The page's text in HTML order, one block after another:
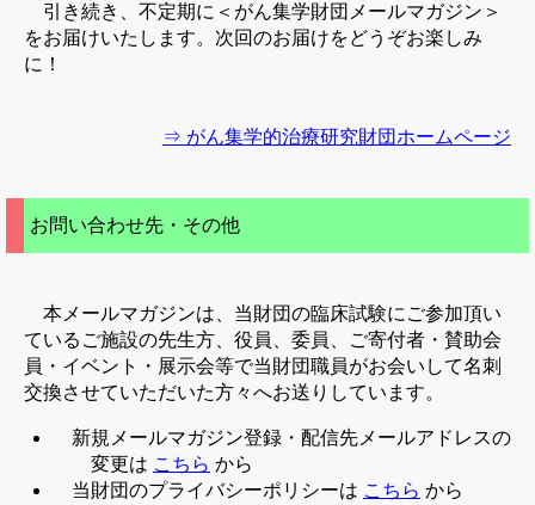
引き続き、不定期に＜がん集学財団メールマガジン＞
をお届けいたします。次回のお届けをどうぞお楽しみ
に！
⇒ がん集学的治療研究財団ホームページ
お問い合わせ先・その他
本メールマガジンは、当財団の臨床試験にご参加頂い
ているご施設の先生方、役員、委員、ご寄付者・賛助会
員・イベント・展示会等で当財団職員がお会いして名刺
交換させていただいた方々へお送りしています。
新規メールマガジン登録・配信先メールアドレスの
変更は こちら から
当財団のプライバシーポリシーは こちら から